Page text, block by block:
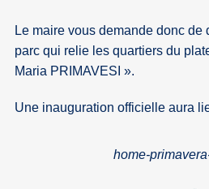
Le maire vous demande donc de
parc qui relie les quartiers du
Maria PRIMAVESI ».
Une inauguration officielle aura
home-